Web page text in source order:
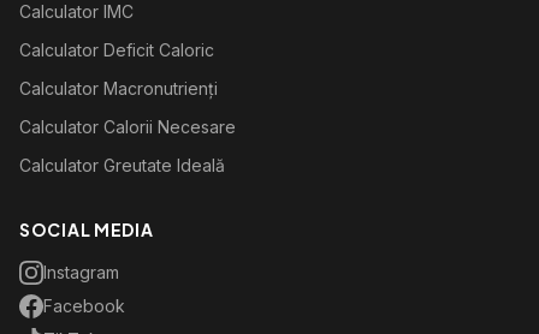
Calculator IMC
Calculator Deficit Caloric
Calculator Macronutrienți
Calculator Calorii Necesare
Calculator Greutate Ideală
SOCIAL MEDIA
Instagram
Facebook